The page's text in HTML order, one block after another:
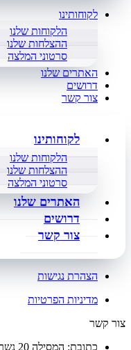
לקוחותינו
הלקוחות שלנו
ההצלחות שלנו
סרטוני המלצה
האתרים שלנו
דרושים
צור קשר
לקוחותינו
הלקוחות שלנו
ההצלחות שלנו
סרטוני המלצה
האתרים שלנו
דרושים
צור קשר
הצהרת נגישות
מדיניות הפרטיות
צור קשר
כתובת: המסילה 20 נשר